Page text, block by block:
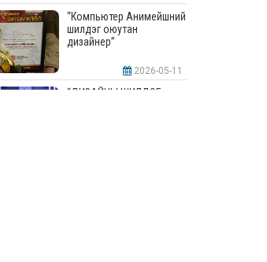
“Компьютер Анимейшний
шилдэг оюутан
дизайнер”
2026-05-11
“ДИЗАЙНЫ ШИЛДЭГ